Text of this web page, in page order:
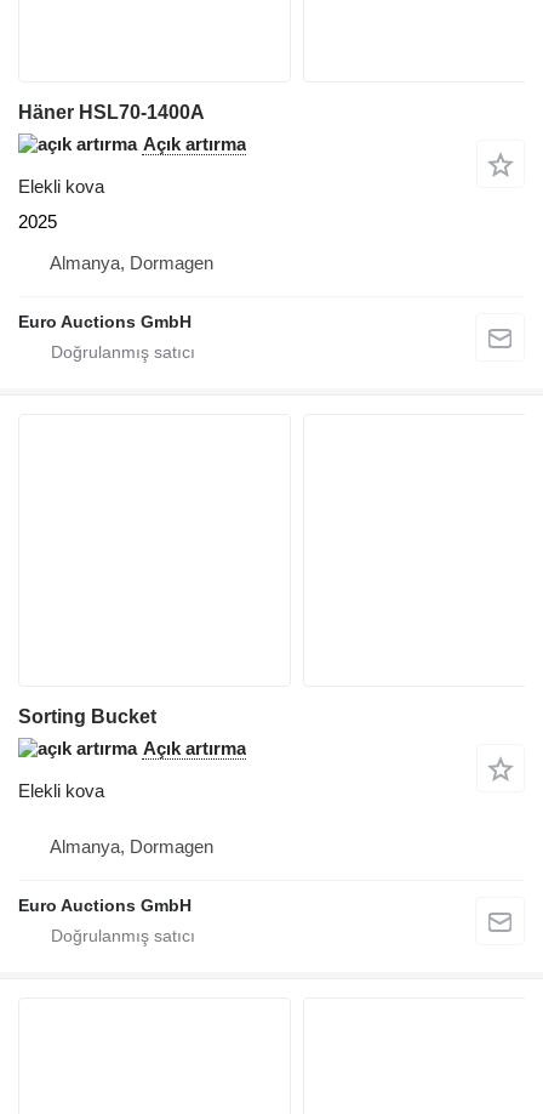
Häner HSL70-1400A
Açık artırma
Elekli kova
2025
Almanya, Dormagen
Euro Auctions GmbH
Sorting Bucket
Açık artırma
Elekli kova
Almanya, Dormagen
Euro Auctions GmbH